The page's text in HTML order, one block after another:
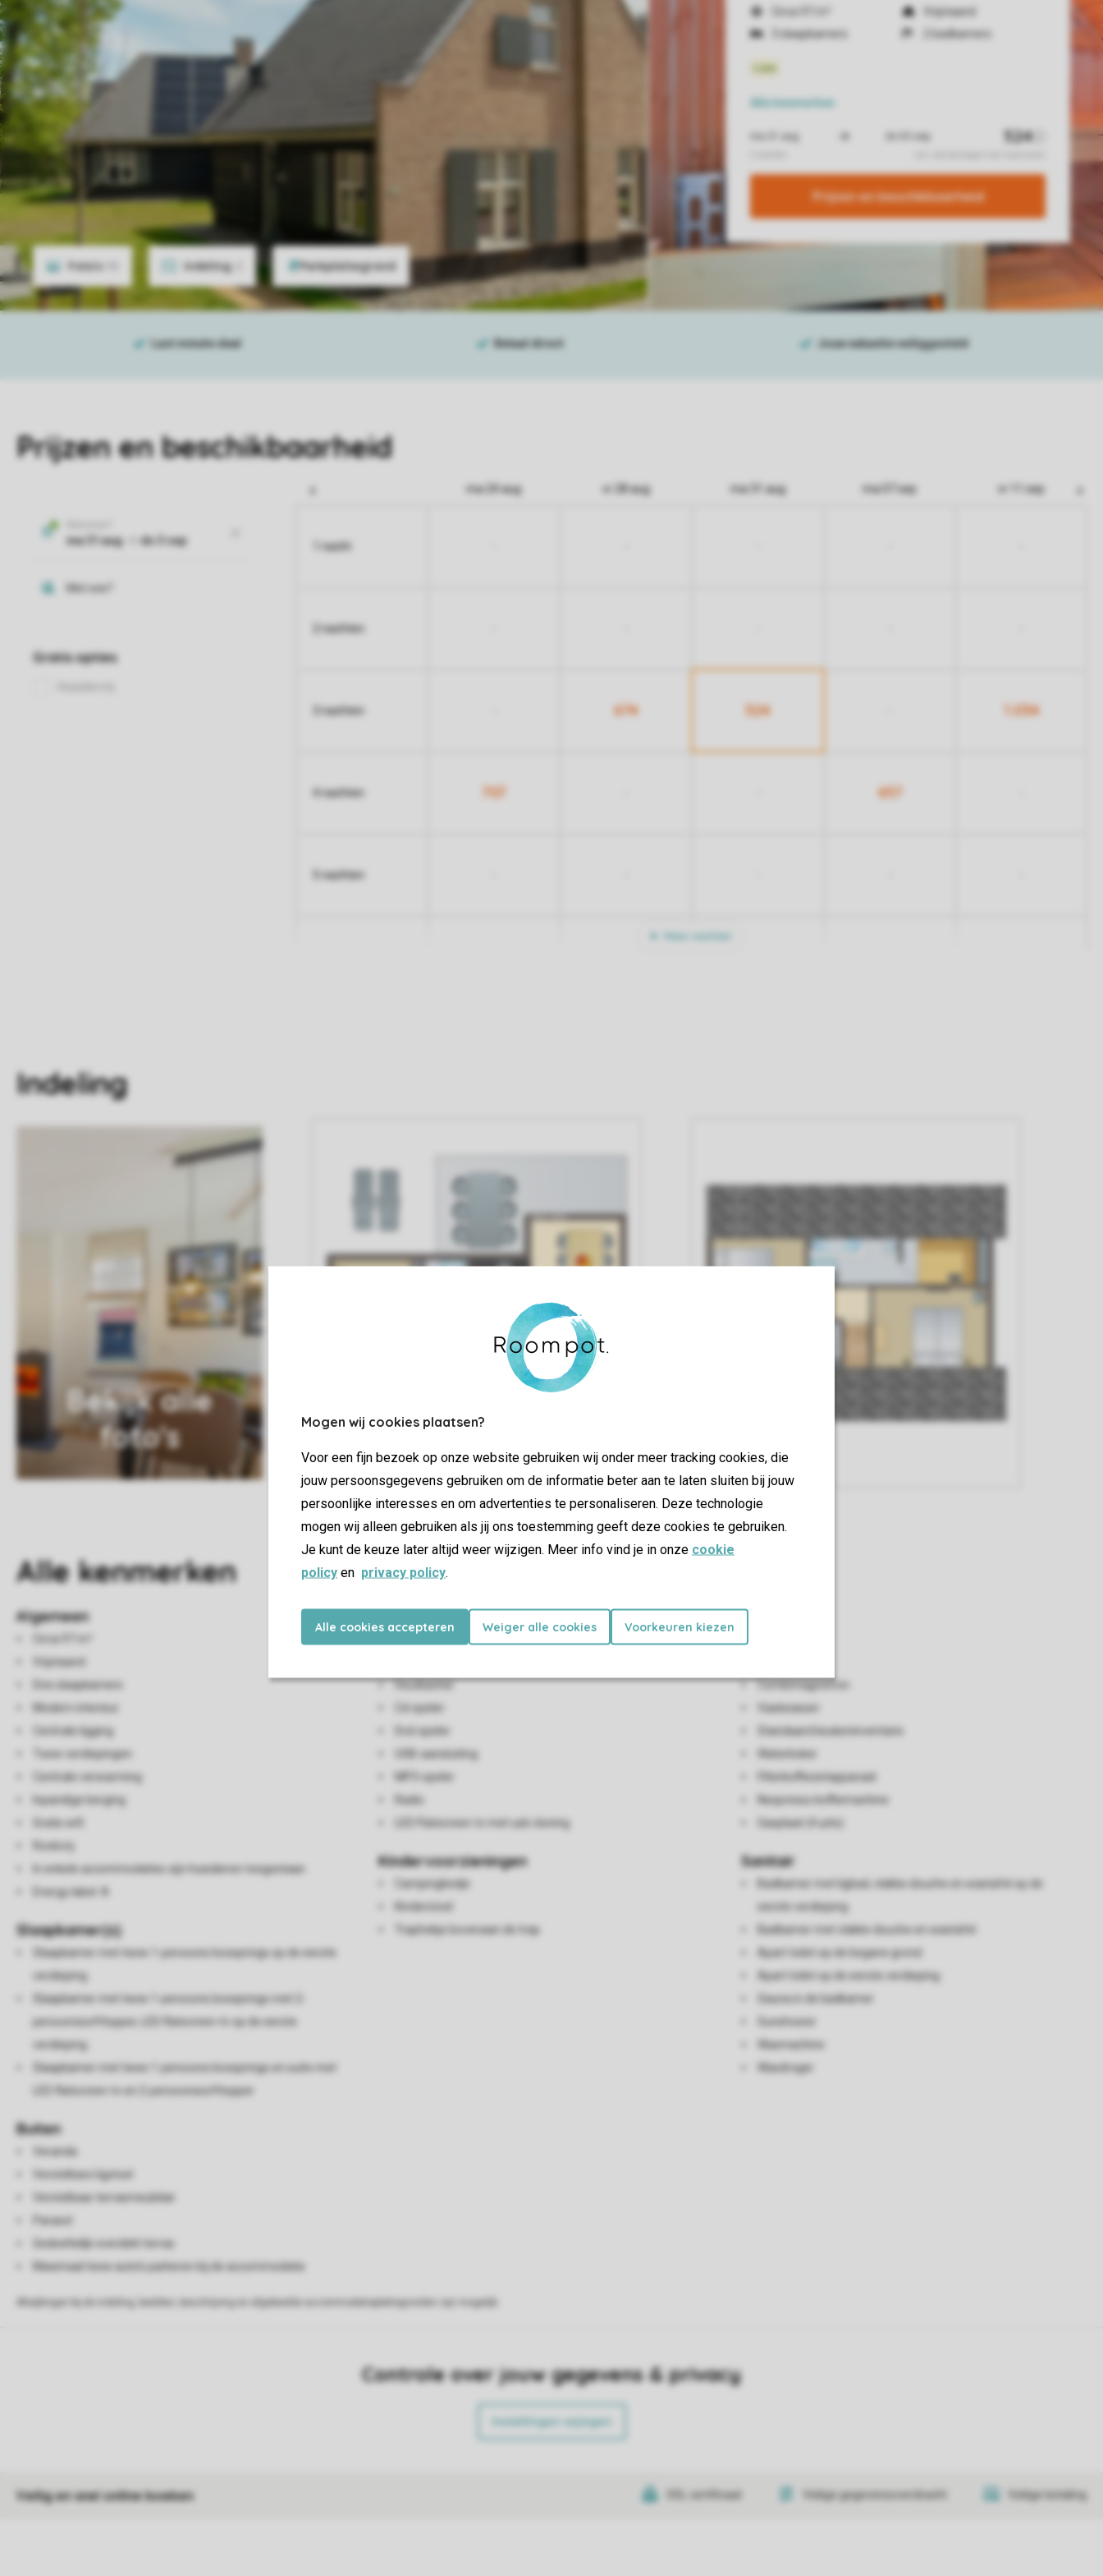
Mogen wij cookies plaatsen?
Voor een fijn bezoek op onze website gebruiken wij onder meer tracking cookies, die
jouw persoonsgegevens gebruiken om de informatie beter aan te laten sluiten bij jouw
persoonlijke interesses en om advertenties te personaliseren. Deze technologie
mogen wij alleen gebruiken als jij ons toestemming geeft deze cookies te gebruiken.
Je kunt de keuze later altijd weer wijzigen. Meer info vind je in onze cookie
policy en privacy policy.
Alle cookies accepteren Weiger alle cookies Voorkeuren kiezen
Foto's Indeling
Circa 97 m²
Vrijstaand
3 slaapkamers
2 badkamers
Alle kenmerken
Prijzen en beschikbaarheid
Prijzen en beschikbaarheid
ma 24 aug vr 28 aug ma 31 aug ma 07 sep vr 11 sep
1 nacht
2 nachten
3 nachten 674 524 1.034
4 nachten 707 657
5 nachten
Indeling
Bekijk alle
foto's
Allekenmerken
Algemeen
Circa 97 m²
Vrijstaand
Drie slaapkamers
Modern interieur
Centrale ligging
Twee verdiepingen
Centrale verwarming
Inpandige berging
Gratis wifi
Rookvrij
In enkele accommodaties zijn huisdieren toegestaan
Energy label: A
Slaapkamer(s)
Slaapkamer met twee 1-persoons boxsprings op de eerste
verdieping
Slaapkamer met twee 1-persoons boxsprings met 2-
persoonssofttopper, LED flatscreen-tv op de eerste
verdieping
Slaapkamer met twee 1-persoons boxsprings en suite met
LED flatscreen-tv en 2-persoonssofttopper
Buiten
Veranda
Verstelbare ligstoel
Verstelbaar terrasmeubilair
Parasol
Gedeeltelijk overdekt terras
Maximaal twee auto's parkeren bij de accommodatie
Woon-/eetkamer
Houtkachel
Cd-speler
Dvd-speler
USB-aansluiting
MP3-speler
Radio
LED Flatscreen-tv met usb cloning
Kindervoorzieningen
Campingbedje
Kinderstoel
Traphekje bovenaan de trap
Keuken
Combimagnetron
Vaatwasser
Standaard keukeninventaris
Waterkoker
Filterkoffiezetapparaat
Nespresso koffiemachine
Gasplaat (4-pits)
Sanitair
Badkamer met ligbad, vlakke douche en wastafel op de
eerste verdieping
Badkamer met vlakke douche en wastafel
Apart toilet op de begane grond
Apart toilet op de eerste verdieping
Sauna in de badkamer
Sunshower
Wasmachine
Wasdroger
Controle over jouw gegevens & privacy
Instellingen wijzigen
Veilig en snel online boeken SSL certificaat Veilige gegevensoverdracht Veilige betaling